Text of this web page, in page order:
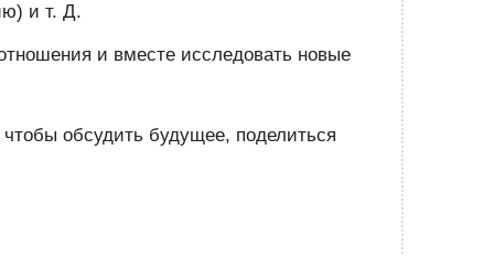
и т. Д.
и вместе исследовать новые
обсудить будущее, поделиться